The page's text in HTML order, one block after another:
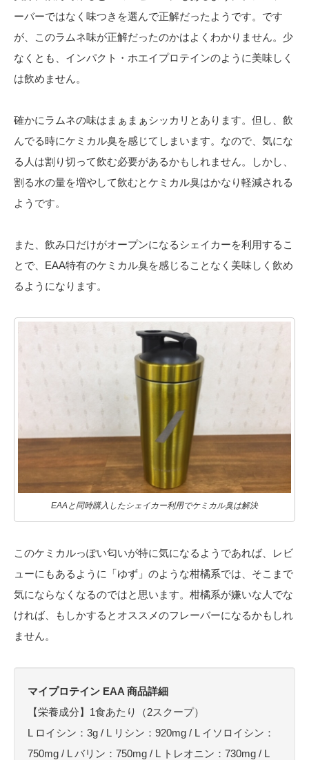
ーバーではなく味つきを選んで正解だったようです。です
が、このラムネ味が正解だったのかはよくわかりません。少
なくとも、インパクト・ホエイプロテインのように美味しく
は飲めません。
確かにラムネの味はまぁまぁシッカリとあります。但し、飲
んでる時にケミカル臭を感じてしまいます。なので、気にな
る人は割り切って飲む必要があるかもしれません。しかし、
割る水の量を増やして飲むとケミカル臭はかなり軽減される
ようです。
また、飲み口だけがオープンになるシェイカーを利用するこ
とで、EAA特有のケミカル臭を感じることなく美味しく飲め
るようになります。
EAAと同時購入したシェイカー利用でケミカル臭は解決
このケミカルっぽい匂いが特に気になるようであれば、レビ
ューにもあるように「ゆず」のような柑橘系では、そこまで
気にならなくなるのではと思います。柑橘系が嫌いな人でな
ければ、もしかするとオススメのフレーバーになるかもしれ
ません。
マイプロテイン EAA 商品詳細
【栄養成分】1食あたり（2スクープ）
L ロイシン：3g / L リシン：920mg / L イソロイシン：
750mg / L バリン：750mg / L トレオニン：730mg / L